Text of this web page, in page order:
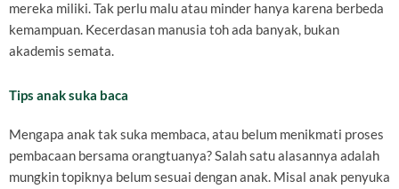
mereka miliki. Tak perlu malu atau minder hanya karena berbeda
kemampuan. Kecerdasan manusia toh ada banyak, bukan
akademis semata.
Tips anak suka baca
Mengapa anak tak suka membaca, atau belum menikmati proses
pembacaan bersama orangtuanya? Salah satu alasannya adalah
mungkin topiknya belum sesuai dengan anak. Misal anak penyuka